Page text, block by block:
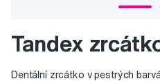
Tandex
Dentální zrcátko v pestrých